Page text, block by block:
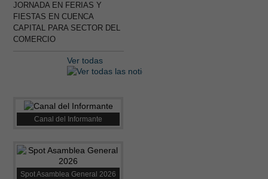
JORNADA EN FERIAS Y
FIESTAS EN CUENCA
CAPITAL PARA SECTOR DEL
COMERCIO
Ver todas
Canal del Informante
Spot Asamblea General 2026